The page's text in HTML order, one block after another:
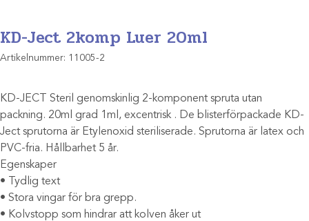
KD-Ject 2komp Luer 20ml
Artikelnummer: 11005-2
KD-JECT Steril genomskinlig 2-komponent spruta utan
packning. 20ml grad 1ml, excentrisk . De blisterförpackade KD-
Ject sprutorna är Etylenoxid steriliserade. Sprutorna är latex och
PVC-fria. Hållbarhet 5 år.
Egenskaper
• Tydlig text
• Stora vingar för bra grepp.
• Kolvstopp som hindrar att kolven åker ut